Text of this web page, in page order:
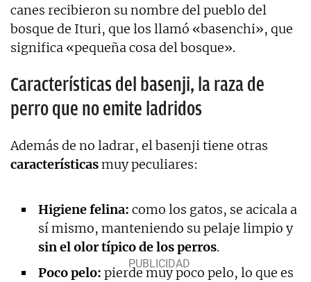
canes recibieron su nombre del pueblo del
bosque de Ituri, que los llamó «basenchi», que
significa «pequeña cosa del bosque».
Características del basenji, la raza de
perro que no emite ladridos
Además de no ladrar, el basenji tiene otras
característicasmuy peculiares:
Higiene felina: como los gatos, se acicala a
sí mismo, manteniendo su pelaje limpio y
sin el olor típico de los perros.
Poco pelo: pierde muy poco pelo, lo que es